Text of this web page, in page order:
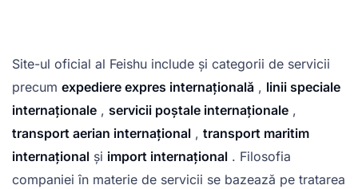
Site-ul oficial al Feishu include și categorii de servicii
precum expediere expres internațională , linii speciale
internaționale , servicii poștale internaționale ,
transport aerian internațional , transport maritim
internațional și import internațional . Filosofia
companiei în materie de servicii se bazează pe tratarea